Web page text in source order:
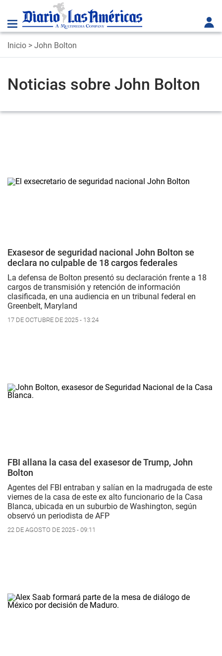
Inicio > John Bolton
Noticias sobre John Bolton
Exasesor de seguridad nacional John Bolton se
declara no culpable de 18 cargos federales
La defensa de Bolton presentó su declaración frente a 18
cargos de transmisión y retención de información
clasificada, en una audiencia en un tribunal federal en
Greenbelt, Maryland
17 DE OCTUBRE DE 2025 - 13:24
FBI allana la casa del exasesor de Trump, John
Bolton
Agentes del FBI entraban y salían en la madrugada de este
viernes de la casa de este ex alto funcionario de la Casa
Blanca, ubicada en un suburbio de Washington, según
observó un periodista de AFP
22 DE AGOSTO DE 2025 - 09:11